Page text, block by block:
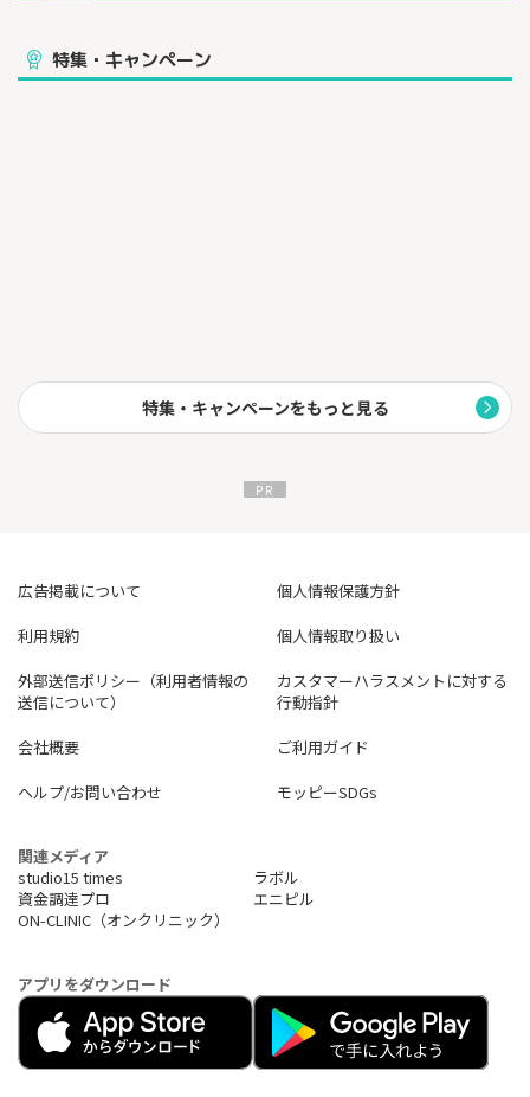
・フリーランス、個人事業主の方
・副業で事業収入を得ている方
三井住友カード プラチナプリファード
※上記カードほか、対象の三井住友カードとの2枚持ちでお得にご
利用いただけます。
特集・キャンペーン
特集・キャンペーンをもっと見る
広告掲載について
個人情報保護方針
利用規約
個人情報取り扱い
外部送信ポリシー（利用者情報の
送信について）
カスタマーハラスメントに対する
行動指針
会社概要
ご利用ガイド
ヘルプ/お問い合わせ
モッピーSDGs
関連メディア
studio15 times
ラボル
資金調達プロ
エニピル
ON-CLINIC（オンクリニック）
アプリをダウンロード